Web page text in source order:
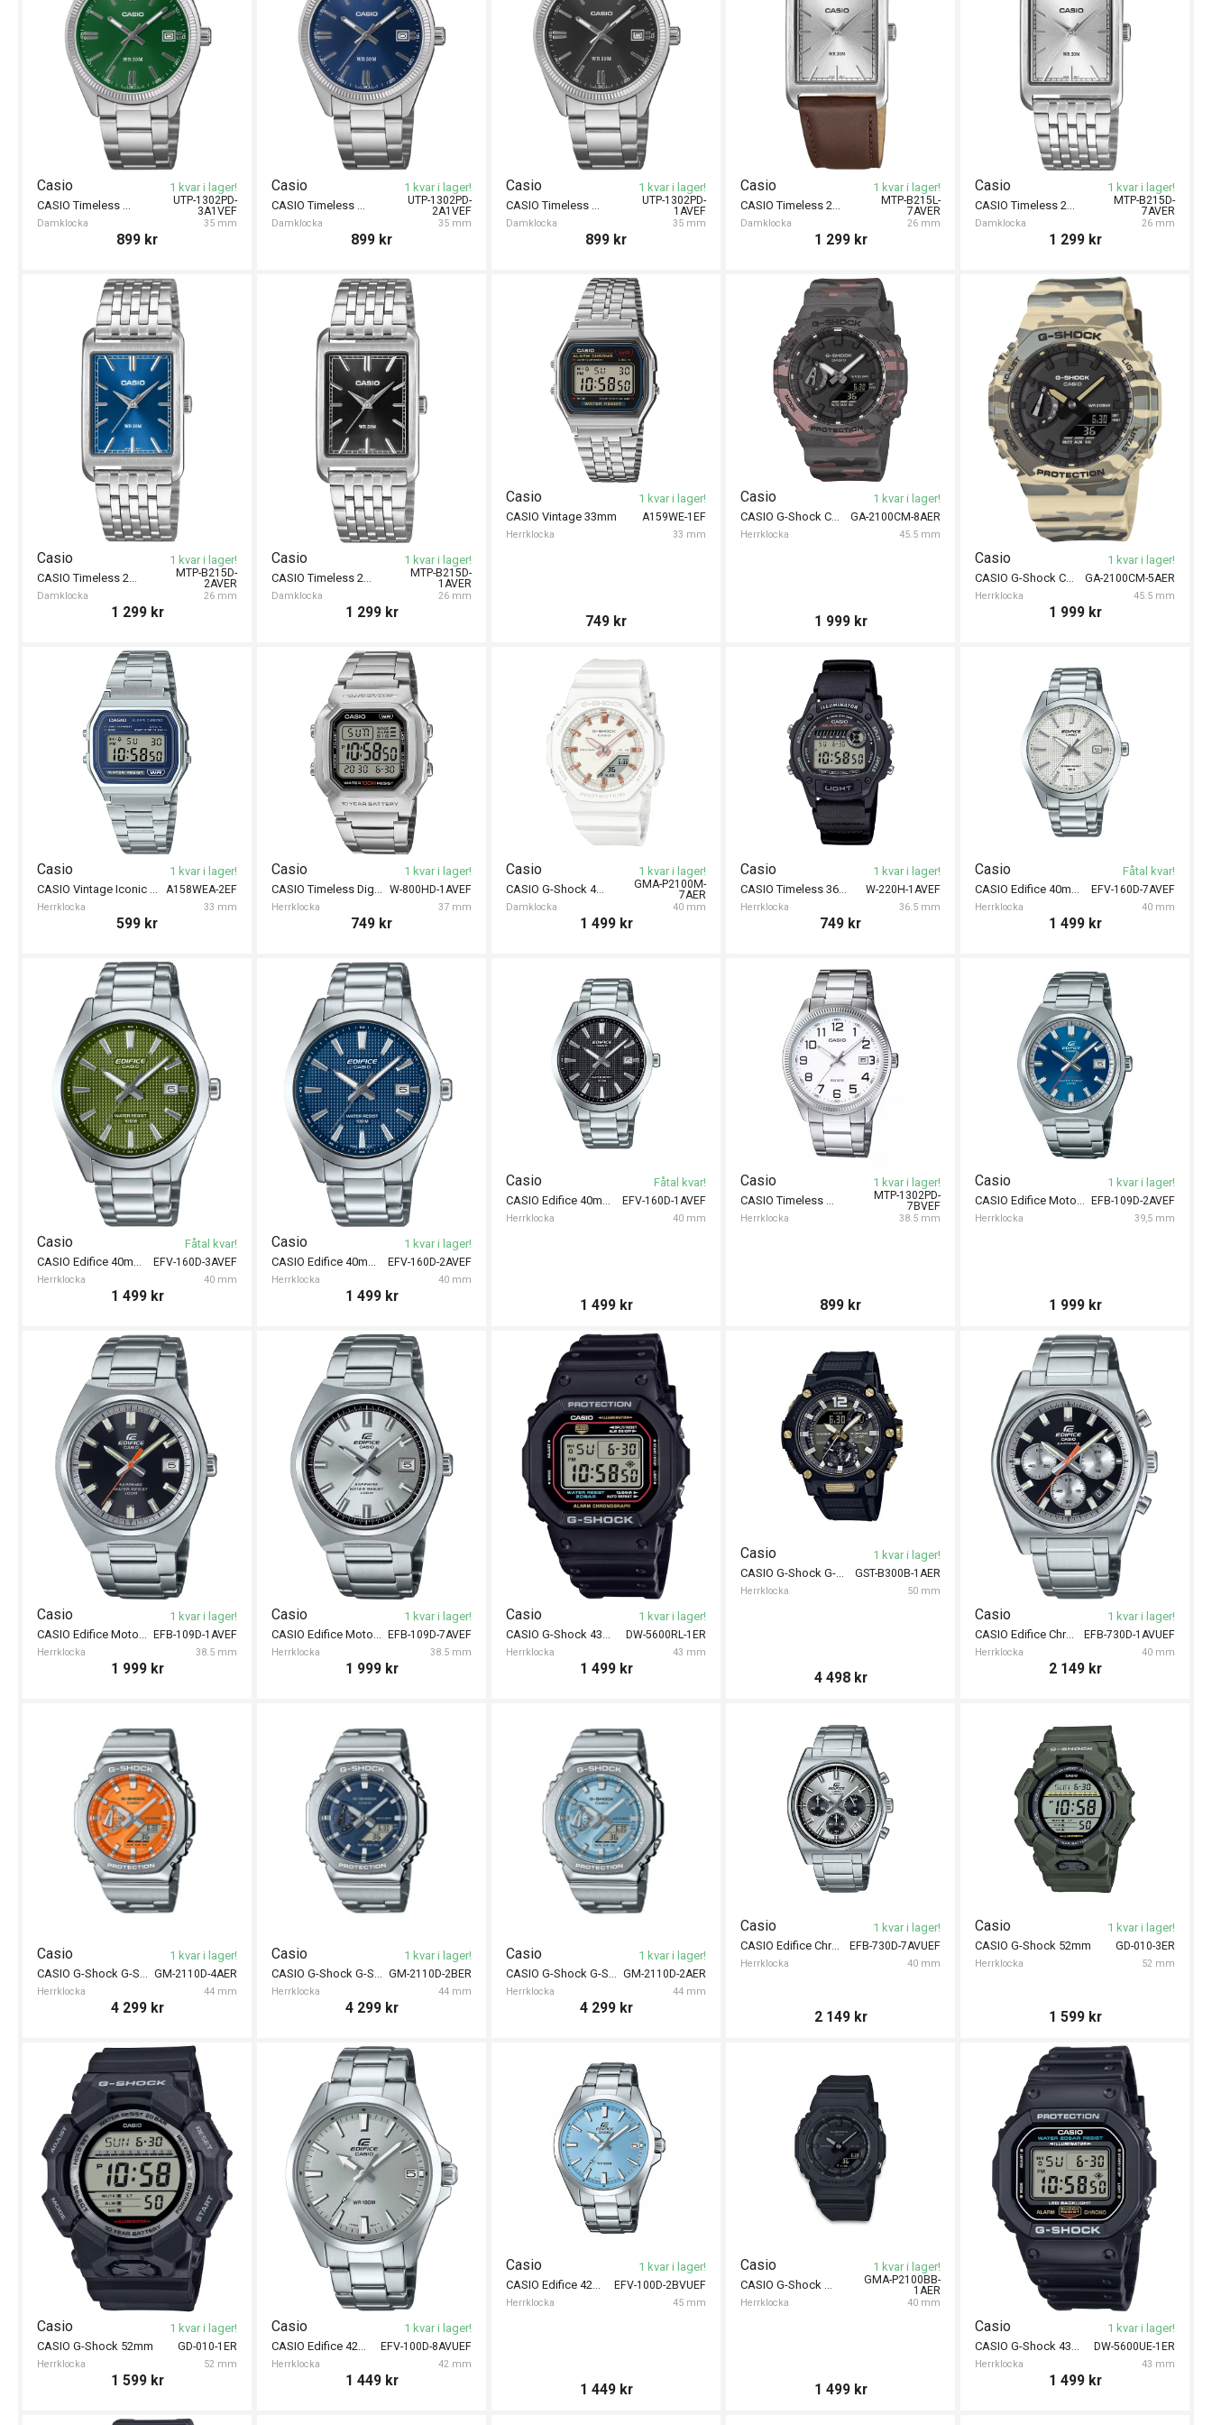
UTP-1302PD-
3A1VEF
Casio
Damklocka 35 mm
CASIO Timeless 35mm
1 kvar i lager!
899 kr
UTP-1302PD-
2A1VEF
Casio
Damklocka 35 mm
CASIO Timeless 35mm
1 kvar i lager!
899 kr
UTP-1302PD-
1AVEF
Casio
Damklocka 35 mm
CASIO Timeless 35mm
1 kvar i lager!
899 kr
MTP-B215L-
7AVER
Casio
Damklocka 26 mm
CASIO Timeless 26mm
1 kvar i lager!
1 299 kr
MTP-B215D-
7AVER
Casio
Damklocka 26 mm
CASIO Timeless 26mm
1 kvar i lager!
1 299 kr
MTP-B215D-
2AVER
Casio
Damklocka 26 mm
CASIO Timeless 26mm
1 kvar i lager!
1 299 kr
MTP-B215D-
1AVER
Casio
Damklocka 26 mm
CASIO Timeless 26mm
1 kvar i lager!
1 299 kr
A159WE-1EF
Casio
Herrklocka 33 mm
CASIO Vintage 33mm
1 kvar i lager!
749 kr
GA-2100CM-8AER
Casio
Herrklocka 45.5 mm
1 kvar i lager!
1 999 kr
GA-2100CM-5AER
Casio
Herrklocka 45.5 mm
CASIO G-Shock Camouflage 45mm
1 kvar i lager!
1 999 kr
A158WEA-2EF
Casio
Herrklocka 33 mm
CASIO Vintage Iconic 33mm
1 kvar i lager!
599 kr
W-800HD-1AVEF
Casio
Herrklocka 37 mm
CASIO Timeless Digital 37mm
1 kvar i lager!
749 kr
GMA-P2100M-
7AER
Casio
Damklocka 40 mm
CASIO G-Shock 40mm
1 kvar i lager!
1 499 kr
W-220H-1AVEF
Casio
Herrklocka 36.5 mm
CASIO Timeless 36mm
1 kvar i lager!
749 kr
EFV-160D-7AVEF
Casio
Herrklocka 40 mm
CASIO Edifice 40mm
Fåtal kvar!
1 499 kr
EFV-160D-3AVEF
Casio
Herrklocka 40 mm
CASIO Edifice 40mm
Fåtal kvar!
1 499 kr
EFV-160D-2AVEF
Casio
Herrklocka 40 mm
CASIO Edifice 40mm
1 kvar i lager!
1 499 kr
EFV-160D-1AVEF
Casio
Herrklocka 40 mm
Fåtal kvar!
1 499 kr
MTP-1302PD-
7BVEF
Casio
Herrklocka 38.5 mm
1 kvar i lager!
899 kr
EFB-109D-2AVEF
Casio
Herrklocka 39,5 mm
1 kvar i lager!
1 999 kr
EFB-109D-1AVEF
Casio
Herrklocka 38.5 mm
CASIO Edifice Motorsports 38.5mm
1 kvar i lager!
1 999 kr
EFB-109D-7AVEF
Casio
Herrklocka 38.5 mm
CASIO Edifice Motorsports 38.5mm
1 kvar i lager!
1 999 kr
DW-5600RL-1ER
Casio
Herrklocka 43 mm
CASIO G-Shock 43mm
1 kvar i lager!
1 499 kr
GST-B300B-1AER
Casio
Herrklocka 50 mm
CASIO G-Shock G-Steel 50mm
1 kvar i lager!
4 498 kr
EFB-730D-1AVUEF
Casio
Herrklocka 40 mm
CASIO Edifice Chronograph 40mm
1 kvar i lager!
2 149 kr
GM-2110D-4AER
Casio
Herrklocka 44 mm
1 kvar i lager!
4 299 kr
GM-2110D-2BER
Casio
Herrklocka 44 mm
1 kvar i lager!
4 299 kr
GM-2110D-2AER
Casio
Herrklocka 44 mm
1 kvar i lager!
4 299 kr
EFB-730D-7AVUEF
Casio
Herrklocka 40 mm
CASIO Edifice Chronograph 40mm
1 kvar i lager!
2 149 kr
GD-010-3ER
Casio
Herrklocka 52 mm
CASIO G-Shock 52mm
1 kvar i lager!
1 599 kr
GD-010-1ER
Casio
Herrklocka 52 mm
CASIO G-Shock 52mm
1 kvar i lager!
1 599 kr
EFV-100D-8AVUEF
Casio
Herrklocka 42 mm
1 kvar i lager!
1 449 kr
EFV-100D-2BVUEF
Casio
Herrklocka 45 mm
1 kvar i lager!
1 449 kr
GMA-P2100BB-
1AER
Casio
Herrklocka 40 mm
1 kvar i lager!
1 499 kr
DW-5600UE-1ER
Casio
Herrklocka 43 mm
1 kvar i lager!
1 499 kr